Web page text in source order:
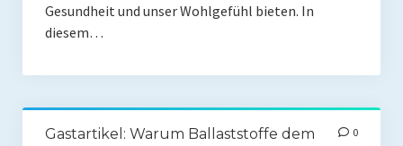
Presse
Gesundheit und unser Wohlgefühl bieten. In
diesem…
Gastartikel: Warum Ballaststoffe dem
0